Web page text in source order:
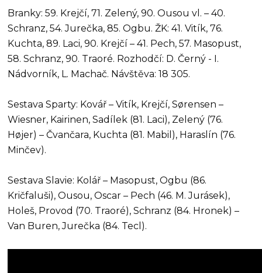
Branky: 59. Krejčí, 71. Zelený, 90. Ousou vl. – 40.
Schranz, 54. Jurečka, 85. Ogbu. ŽK: 41. Vitík, 76.
Kuchta, 89. Laci, 90. Krejčí – 41. Pech, 57. Masopust,
58. Schranz, 90. Traoré. Rozhodčí: D. Černý - I.
Nádvorník, L. Machač. Návštěva: 18 305.
Sestava Sparty: Kovář – Vitík, Krejčí, Sørensen –
Wiesner, Kairinen, Sadílek (81. Laci), Zelený (76.
Højer) – Čvančara, Kuchta (81. Mabil), Haraslín (76.
Minčev).
Sestava Slavie: Kolář – Masopust, Ogbu (86.
Kričfaluši), Ousou, Oscar – Pech (46. M. Jurásek),
Holeš, Provod (70. Traoré), Schranz (84. Hronek) –
Van Buren, Jurečka (84. Tecl).